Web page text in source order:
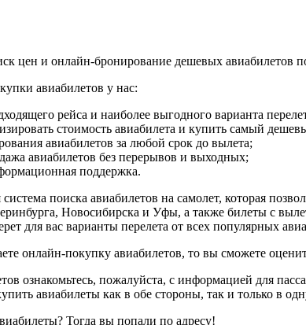
цен и онлайн-бронирование дешевых авиабилетов
авиабилетов у нас:
рейса и наиболее выгодного варианта
стоимость авиабилета и купить самый
авиабилетов за любой срок до вылета;
авиабилетов без перерывов и выходных;
поддержка.
поиска авиабилетов на самолет, которая
Новосибирска и Уфы, а также билеты с
для вас варианты перелета от всех популярных
онлайн-покупку авиабилетов, то вы сможете
ознакомьтесь, пожалуйста, с информацией для
авиабилеты как в обе стороны, так и только в
Тогда вы попали по адресу!